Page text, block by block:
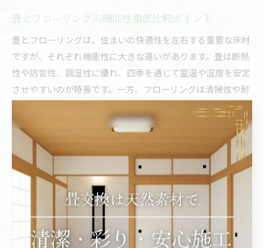
畳とフローリングの機能性徹底比較ポイント
畳とフローリングは、住まいの快適性を左右する重要な床材
ですが、それぞれ機能性に大きな違いがあります。畳は断熱
性や防音性、調湿性に優れ、四季を通じて室温や湿度を安定
させやすいのが特長です。一方、フローリングは清掃性や耐
久性が高く、デザインのバリエーションも豊富ですが、冷え
やすさや音の響きやすさが気になることもあります。
例えば、畳の部屋では「6畳イメージ」や「8畳イメージ」な
ど、多様な広さの空間でも足触りの良さや柔らかな印象が得
られます。フローリングはリビングやダイニングに適してお
り、家具の移動がしやすいというメリットがありますが、畳
と比べると足元の冷たさや音の伝わりやすさが課題となるこ
ともあります。